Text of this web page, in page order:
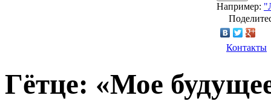
Например:
Контакты
Гётце: «Мое